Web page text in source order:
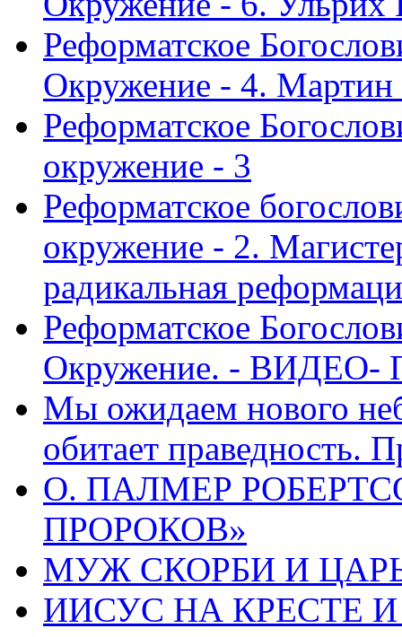
Реформатское
Окружение - 4.
Реформатское
окружение - 3
Реформатское
окружение - 2.
радикальная
Реформатское
Окружение. - ВИДЕО-
Мы ожидаем нового
обитает праведность.
О. ПАЛМЕР
ПРОРОКОВ»
МУЖ СКОРБИ И ЦАРЬ
ИИСУС НА КРЕСТЕ